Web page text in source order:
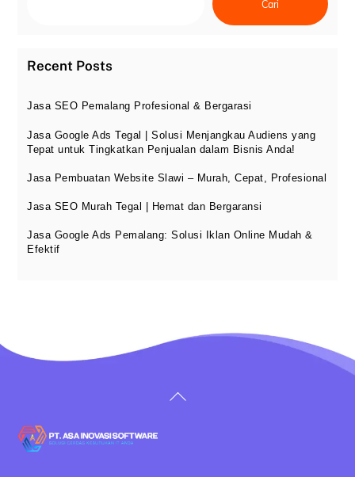
Cari
Recent Posts
Jasa SEO Pemalang Profesional & Bergarasi
Jasa Google Ads Tegal | Solusi Menjangkau Audiens yang
Tepat untuk Tingkatkan Penjualan dalam Bisnis Anda!
Jasa Pembuatan Website Slawi – Murah, Cepat, Profesional
Jasa SEO Murah Tegal | Hemat dan Bergaransi
Jasa Google Ads Pemalang: Solusi Iklan Online Mudah &
Efektif
Back
To